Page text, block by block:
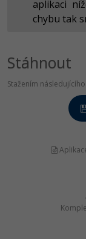
aplikaci
chybu tak
Stáhnout
Stažením